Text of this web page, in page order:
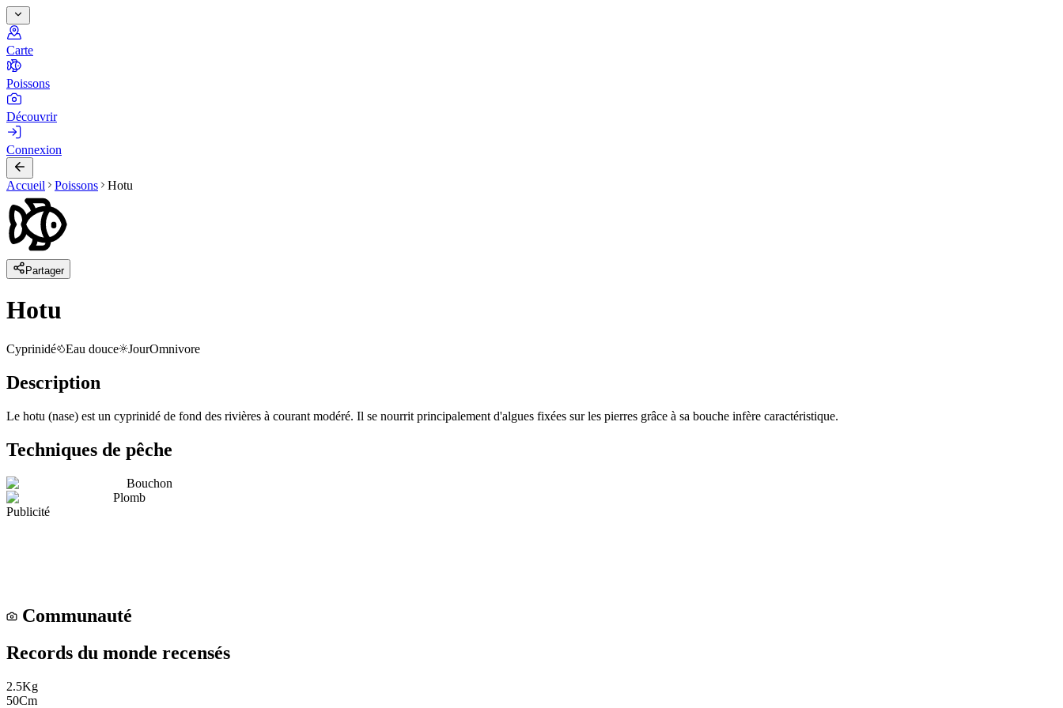
Carte
Poissons
Découvrir
Connexion
Accueil Poissons Hotu
Partager
Hotu
Cyprinidé Eau douce JourOmnivore
Description
Le hotu (nase) est un cyprinidé de fond des rivières à courant modéré. Il se nourrit principalement d'algues fixées sur les pierres grâce à sa bouche infère caractéristique.
Techniques de pêche
Bouchon
Plomb
Publicité
Communauté
Records du monde recensés
2.5Kg
50Cm